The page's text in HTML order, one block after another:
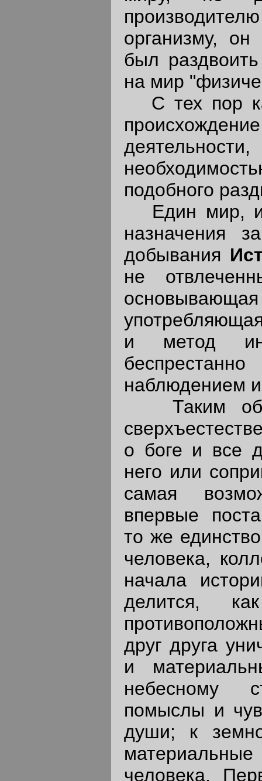
организму,
был
на мир
С тех пор
подобного
Един мир, и
назначения
добывания
не
и метод
наблюдением
Таким
о боге и все
него или
самая
впервые
то же
человека,
начала
делится,
друг друга
и
небесному
помыслы и
души; к
человека.